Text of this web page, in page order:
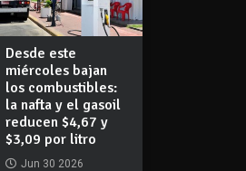
Desde este
miércoles bajan
los combustibles:
la nafta y el gasoil
reducen $4,67 y
$3,09 por litro
Jun 30 2026